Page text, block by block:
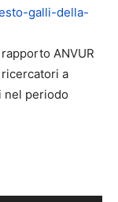
galli-della-
ANVUR
a
nel periodo